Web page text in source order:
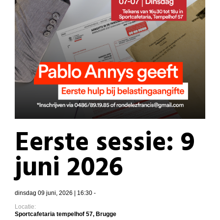
Eerste sessie: 9
juni 2026
dinsdag 09 juni, 2026 | 16:30 -
Locatie:
Sportcafetaria tempelhof 57, Brugge